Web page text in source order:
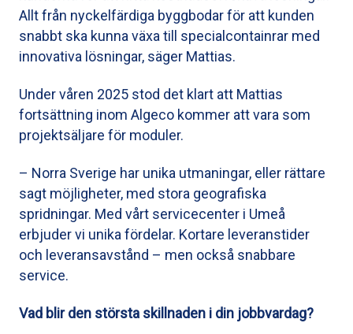
Allt från nyckelfärdiga byggbodar för att kunden
snabbt ska kunna växa till specialcontainrar med
innovativa lösningar, säger Mattias.
Under våren 2025 stod det klart att Mattias
fortsättning inom Algeco kommer att vara som
projektsäljare för moduler.
– Norra Sverige har unika utmaningar, eller rättare
sagt möjligheter, med stora geografiska
spridningar. Med vårt servicecenter i Umeå
erbjuder vi unika fördelar. Kortare leveranstider
och leveransavstånd – men också snabbare
service.
Vad blir den största skillnaden i din jobbvardag?